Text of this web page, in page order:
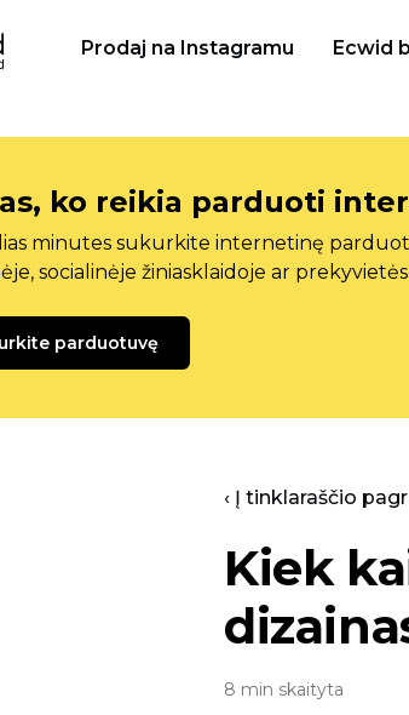
Prodaj na Instagramu Ecwid
ko reikia parduoti
minutes sukurkite internetinę
socialinėje žiniasklaidoje ar
parduotuvę
‹ Į tinklaraščio
Kiek
8 min skaityta